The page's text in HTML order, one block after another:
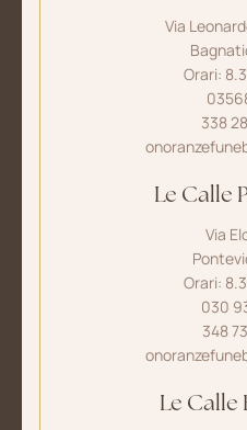
Via
Orari:
338
Le Calle
Via
Orari:
030
348
Le Calle